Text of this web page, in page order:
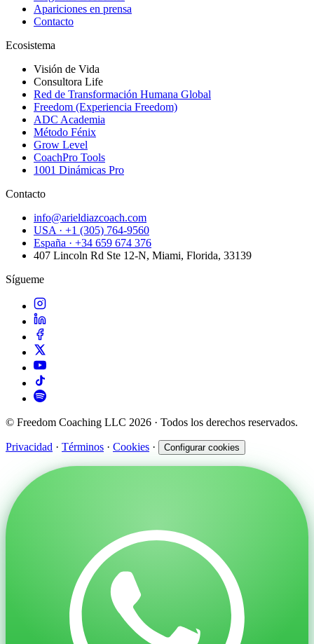
Apariciones en prensa
Contacto
Ecosistema
Visión de Vida
Consultora Life
Red de Transformación Humana Global
Freedom (Experiencia Freedom)
ADC Academia
Método Fénix
Grow Level
CoachPro Tools
1001 Dinámicas Pro
Contacto
info@arieldiazcoach.com
USA · +1 (305) 764-9560
España · +34 659 674 376
407 Lincoln Rd Ste 12-N, Miami, Florida, 33139
Sígueme
© Freedom Coaching LLC 2026 · Todos los derechos reservados.
Privacidad · Términos · Cookies · Configurar cookies